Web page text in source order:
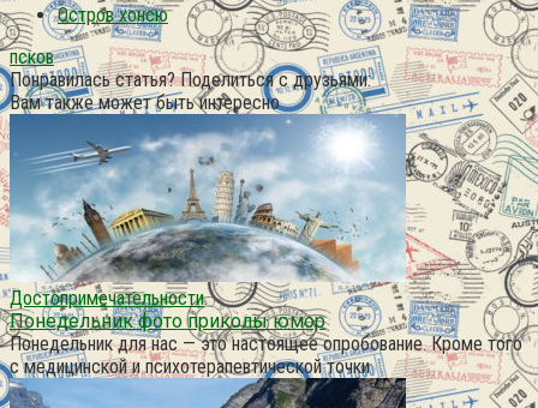
Остров хонсю
псков
Понравилась статья? Поделиться с друзьями:
Вам также может быть интересно
Достопримечательности
Понедельник фото приколы юмор
Понедельник для нас — это настоящее опробование. Кроме того
с медицинской и психотерапевтической точки